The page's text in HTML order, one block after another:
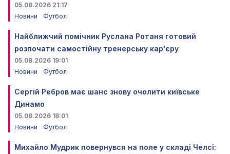
05.08.2026 21:17
Новини
Футбол
Найближчий помічник Руслана Ротаня готовий
розпочати самостійну тренерську кар'єру
05.08.2026 19:01
Новини
Футбол
Сергій Ребров має шанс знову очолити київське
Динамо
05.08.2026 18:01
Новини
Футбол
Михайло Мудрик повернувся на поле у складі Челсі: